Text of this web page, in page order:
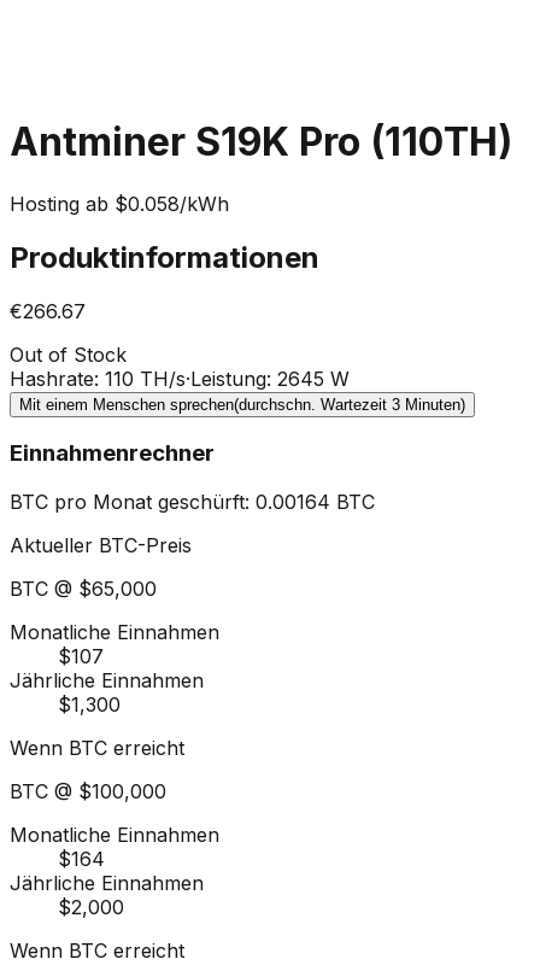
Antminer S19K Pro (110TH)
Hosting ab $0.058/kWh
Produktinformationen
€266.67
Out of Stock
Hashrate: 110 TH/s·Leistung: 2645 W
Mit einem Menschen sprechen(durchschn. Wartezeit 3 Minuten)
Einnahmenrechner
BTC pro Monat geschürft: 0.00164 BTC
Aktueller BTC-Preis
BTC @ $65,000
Monatliche Einnahmen
$107
Jährliche Einnahmen
$1,300
Wenn BTC erreicht
BTC @ $100,000
Monatliche Einnahmen
$164
Jährliche Einnahmen
$2,000
Wenn BTC erreicht